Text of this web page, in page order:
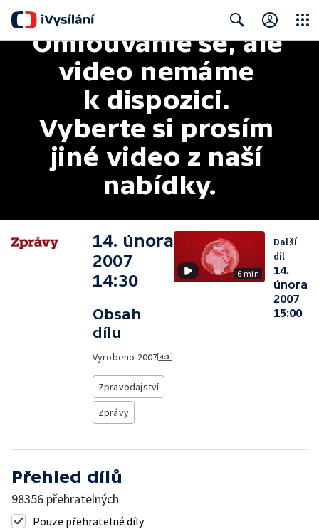
Search
Omlouváme se, ale
video nemáme
k dispozici.
Vyberte si prosím
jiné video z naší
nabídky.
14. února
2007
14:30
Obsah
dílu
Vyrobeno 2007
Zpravodajství
Zprávy
6 min
Další
díl
14.
února
2007
15:00
Přehled dílů
98356 přehratelných
Pouze přehratelné díly